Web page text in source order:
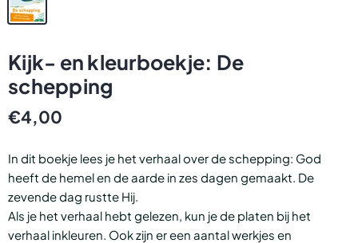
Kijk- en kleurboekje: De
schepping
€4,00
In dit boekje lees je het verhaal over de schepping: God
heeft de hemel en de aarde in zes dagen gemaakt. De
zevende dag rustte Hij.
Als je het verhaal hebt gelezen, kun je de platen bij het
verhaal inkleuren. Ook zijn er een aantal werkjes en